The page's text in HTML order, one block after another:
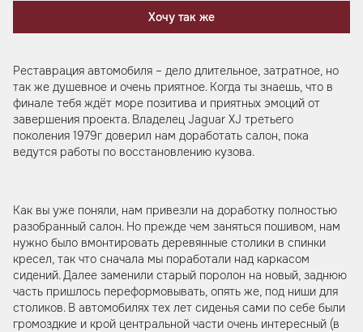
Хочу так же
Реставрация автомобиля – дело длительное, затратное, но
так же душевное и очень приятное. Когда ты знаешь, что в
финале тебя ждёт море позитива и приятных эмоций от
завершения проекта. Владелец Jaguar XJ третьего
поколения 1979г доверил нам доработать салон, пока
ведутся работы по восстановлению кузова.
Как вы уже поняли, нам привезли на доработку полностью
разобранный салон. Но прежде чем заняться пошивом, нам
нужно было вмонтировать деревянные столики в спинки
кресел, так что сначала мы поработали над каркасом
сидений. Далее заменили старый поролон на новый, заднюю
часть пришлось переформовывать, опять же, под ниши для
столиков. В автомобилях тех лет сиденья сами по себе были
громоздкие и крой центральной части очень интересный (в